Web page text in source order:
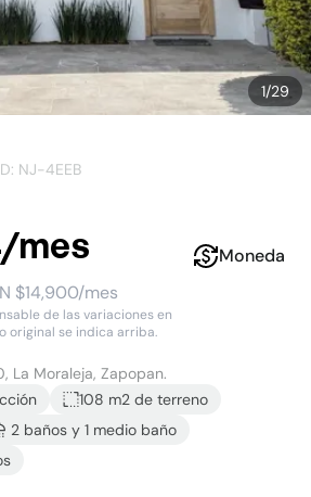
1/29
NJ-4EEB
mes
$14,900/mes
de las variaciones en
original se indica arriba.
Moneda
La Moraleja, Zapopan.
108 m2 de terreno
2 baños y 1 medio baño
s